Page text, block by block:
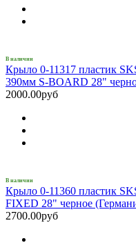
В наличии
Крыло 0-11317 пластик
390мм S-BOARD 28"
2000.00руб
В наличии
Крыло 0-11360 пластик
FIXED 28" черное
2700.00руб